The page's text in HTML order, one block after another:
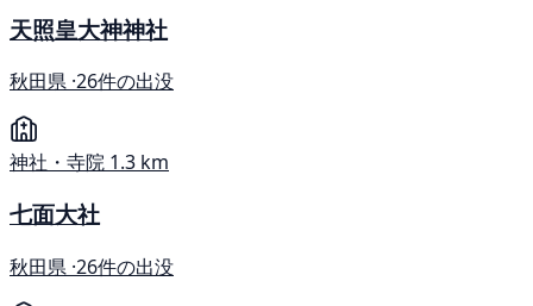
天照皇大神神社
秋田県 ·26件の出没
神社・寺院 1.3 km
七面大社
秋田県 ·26件の出没